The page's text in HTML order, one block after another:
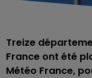
Treize
France ont été
Météo France,